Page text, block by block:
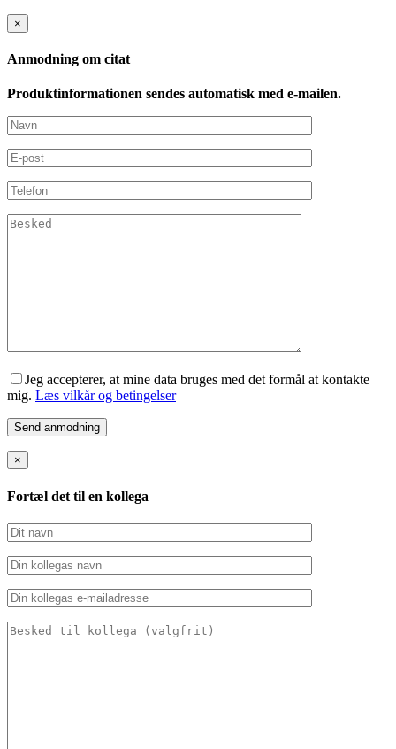
×
Anmodning om citat
Produktinformationen sendes automatisk med e-mailen.
Jeg accepterer, at mine data bruges med det formål at kontakte
mig. Læs vilkår og betingelser
×
Fortæl det til en kollega